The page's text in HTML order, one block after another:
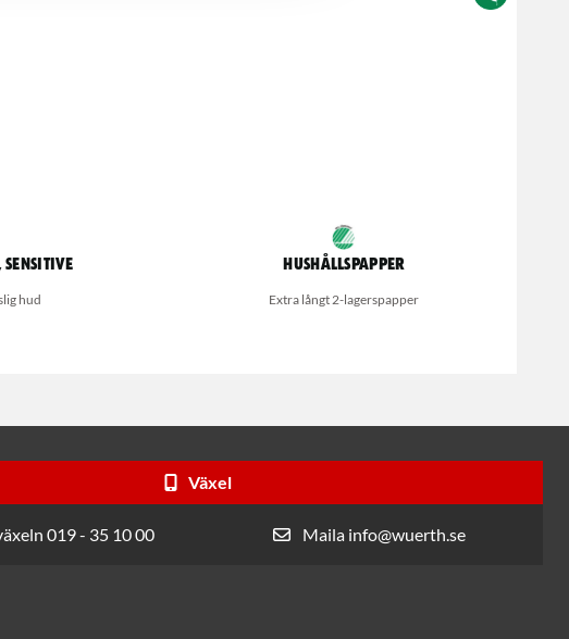
hud
Hushållspapper
Extra långt 2-lagerspapper
Växel
019 - 35 10 00 Maila info@wuerth.se